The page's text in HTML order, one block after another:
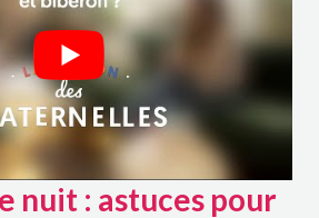
nuit : astuces pour